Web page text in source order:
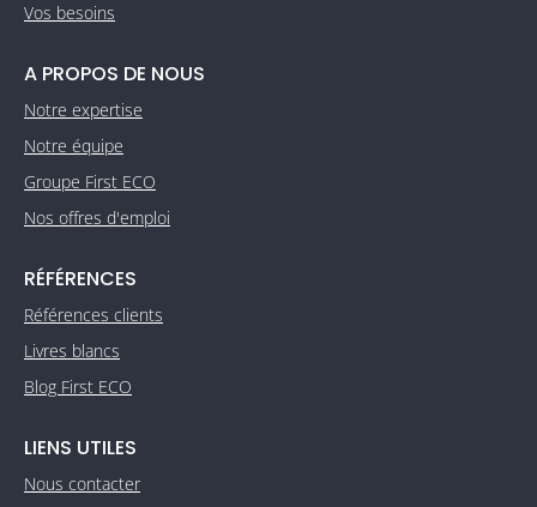
Vos besoins
A PROPOS DE NOUS
Notre expertise
Notre équipe
Groupe First ECO
Nos offres d'emploi
RÉFÉRENCES
Références clients
Livres blancs
Blog First ECO
LIENS UTILES
Nous contacter